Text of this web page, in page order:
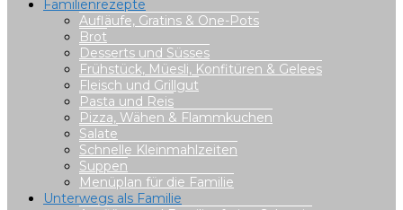
Familienrezepte
Aufläufe, Gratins & One-Pots
Brot
Desserts und Süsses
Frühstück, Müesli, Konfitüren & Gelees
Fleisch und Grillgut
Pasta und Reis
Pizza, Wähen & Flammkuchen
Salate
Schnelle Kleinmahlzeiten
Suppen
Menüplan für die Familie
Unterwegs als Familie